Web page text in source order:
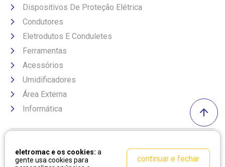
Dispositivos De Proteção Elétrica
Condutores
Eletrodutos E Conduletes
Ferramentas
Acessórios
Umidificadores
Área Externa
Informática
eletromac e os cookies: a
gente usa cookies para
continuar e fechar